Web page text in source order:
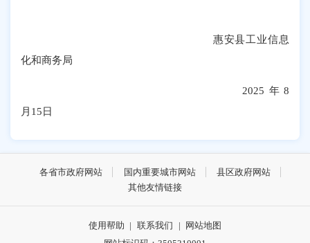
惠安县工业信息
化和商务局
2025 年 8
月 15日
各省市政府网站 国内重要城市网站
县区政府网站
其他友情链接
使用帮助 | 联系我们 |
网站地图